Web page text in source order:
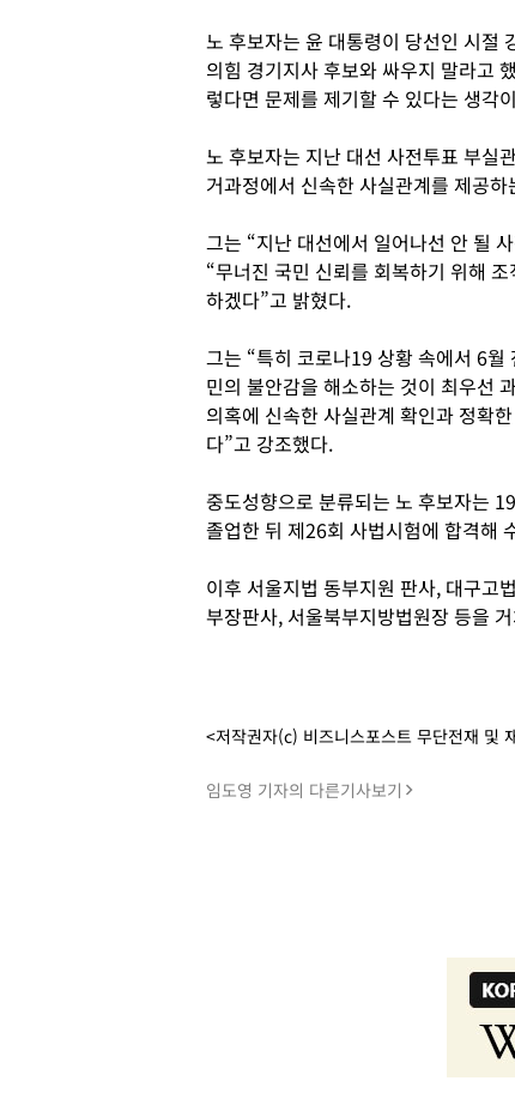
노 후보자는 윤 대통령이 당선인 시절
의힘 경기지사 후보와 싸우지 말라고
렇다면 문제를 제기할 수 있다는 생각
노 후보자는 지난 대선 사전투표 부실
거과정에서 신속한 사실관계를 제공
그는 “지난 대선에서 일어나선 안 될
“무너진 국민 신뢰를 회복하기 위해
하겠다”고 밝혔다.
그는 “특히 코로나19 상황 속에서 6
민의 불안감을 해소하는 것이 최우선
의혹에 신속한 사실관계 확인과 정확
다”고 강조했다.
중도성향으로 분류되는 노 후보자는
졸업한 뒤 제26회 사법시험에 합격해
이후 서울지법 동부지원 판사, 대구고
부장판사, 서울북부지방법원장 등을
<저작권자(c) 비즈니스포스트 무단전재 및
임도영 기자의 다른기사보기